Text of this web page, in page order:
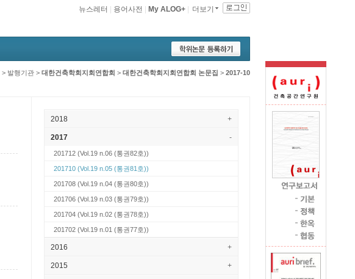
더보기
My ALOG+
용어사전
뉴스레터
> 발행기관 > 대한건축학회지회연합회 > 대한건축학회지회연합회 논문집 > 2017-10
2018 +
2017 -
201712 (Vol.19 n.06 (통권82호))
201710 (Vol.19 n.05 (통권81호))
201708 (Vol.19 n.04 (통권80호))
201706 (Vol.19 n.03 (통권79호))
201704 (Vol.19 n.02 (통권78호))
201702 (Vol.19 n.01 (통권77호))
2016 +
2015 +